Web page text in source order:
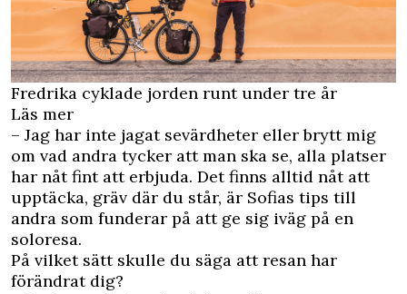
Fredrika cyklade jorden runt under tre år
Läs mer
– Jag har inte jagat sevärdheter eller brytt mig
om vad andra tycker att man ska se, alla platser
har nåt fint att erbjuda. Det finns alltid nåt att
upptäcka, gräv där du står, är Sofias tips till
andra som funderar på att ge sig iväg på en
soloresa.
På vilket sätt skulle du säga att resan har
förändrat dig?